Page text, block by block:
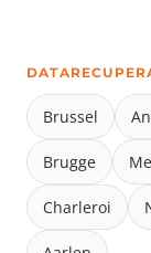
Brussel
Brugge
Charleroi